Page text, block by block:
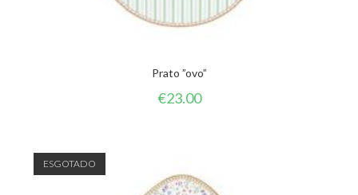
Prato ”ovo”
€23.00
ESGOTADO